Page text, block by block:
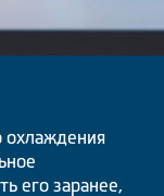
охлаждения
его заранее,